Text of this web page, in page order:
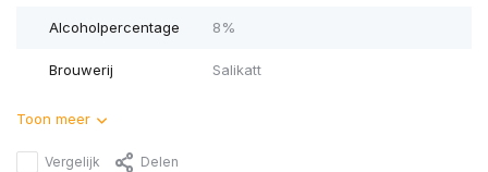
Alcoholpercentage 8%
Brouwerij Salikatt
Toon meer
Vergelijk Delen